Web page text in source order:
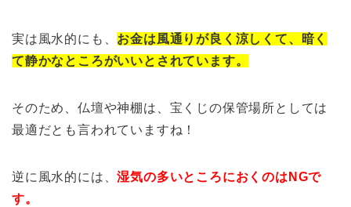
実は風水的にも、 お金は風通りが良く涼しくて、暗く
て静かなところがいいとされています。
そのため、仏壇や神棚は、宝くじの保管場所としては
最適だとも言われていますね！
逆に風水的には、湿気の多いところにおくのはNGで
す。